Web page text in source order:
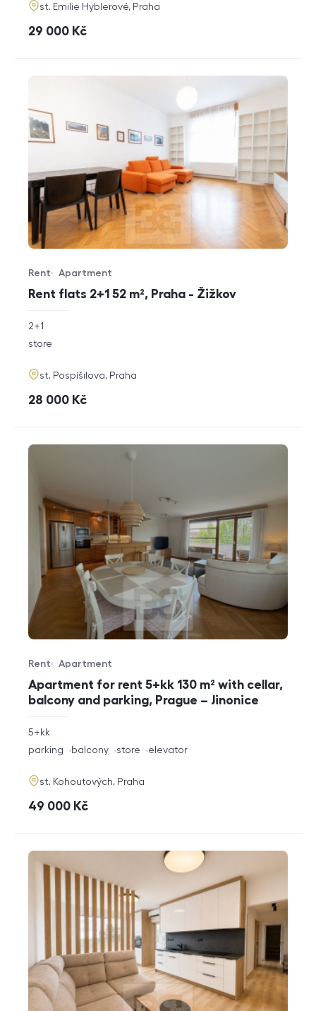
adresa
st. Emilie Hyblerové, Praha
cena
29 000 Kč
Rent flats 2+1 52 m², Praha - Žižkov
Offer type
Rent
Property type
Apartment
rozměry
2+1
funkce
store
adresa
st. Pospíšilova, Praha
cena
28 000 Kč
Apartment for rent 5+kk 130 m² with cellar,
balcony and parking, Prague – Jinonice
Offer type
Rent
Property type
Apartment
rozměry
5+kk
funkce
parking balcony store elevator
adresa
st. Kohoutových, Praha
cena
49 000 Kč